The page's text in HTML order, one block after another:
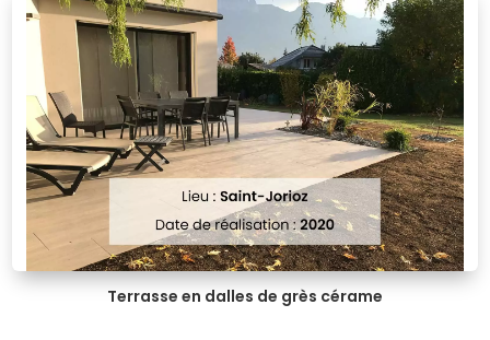
Terrasse en dalles de grès cérame